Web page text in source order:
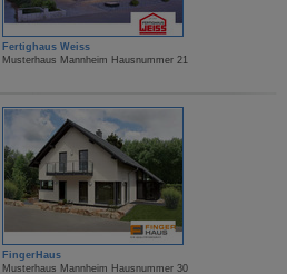
Fertighaus Weiss
Musterhaus Mannheim Hausnummer 21
FingerHaus
Musterhaus Mannheim Hausnummer 30